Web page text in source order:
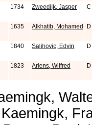
1734 Zweedijk, Jasper C
1635 Alkhatib, Mohamed D
1840 Salihovic, Edvin D
1823 Ariens, Wilfred D